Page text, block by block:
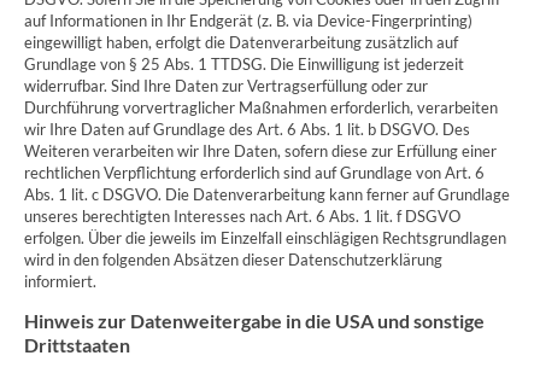
auf Informationen in Ihr Endgerät (z. B. via Device-Fingerprinting)
eingewilligt haben, erfolgt die Datenverarbeitung zusätzlich auf
Grundlage von § 25 Abs. 1 TTDSG. Die Einwilligung ist jederzeit
widerrufbar. Sind Ihre Daten zur Vertragserfüllung oder zur
Durchführung vorvertraglicher Maßnahmen erforderlich, verarbeiten
wir Ihre Daten auf Grundlage des Art. 6 Abs. 1 lit. b DSGVO. Des
Weiteren verarbeiten wir Ihre Daten, sofern diese zur Erfüllung einer
rechtlichen Verpflichtung erforderlich sind auf Grundlage von Art. 6
Abs. 1 lit. c DSGVO. Die Datenverarbeitung kann ferner auf Grundlage
unseres berechtigten Interesses nach Art. 6 Abs. 1 lit. f DSGVO
erfolgen. Über die jeweils im Einzelfall einschlägigen Rechtsgrundlagen
wird in den folgenden Absätzen dieser Datenschutzerklärung
informiert.
Hinweis zur Datenweitergabe in die USA und sonstige
Drittstaaten